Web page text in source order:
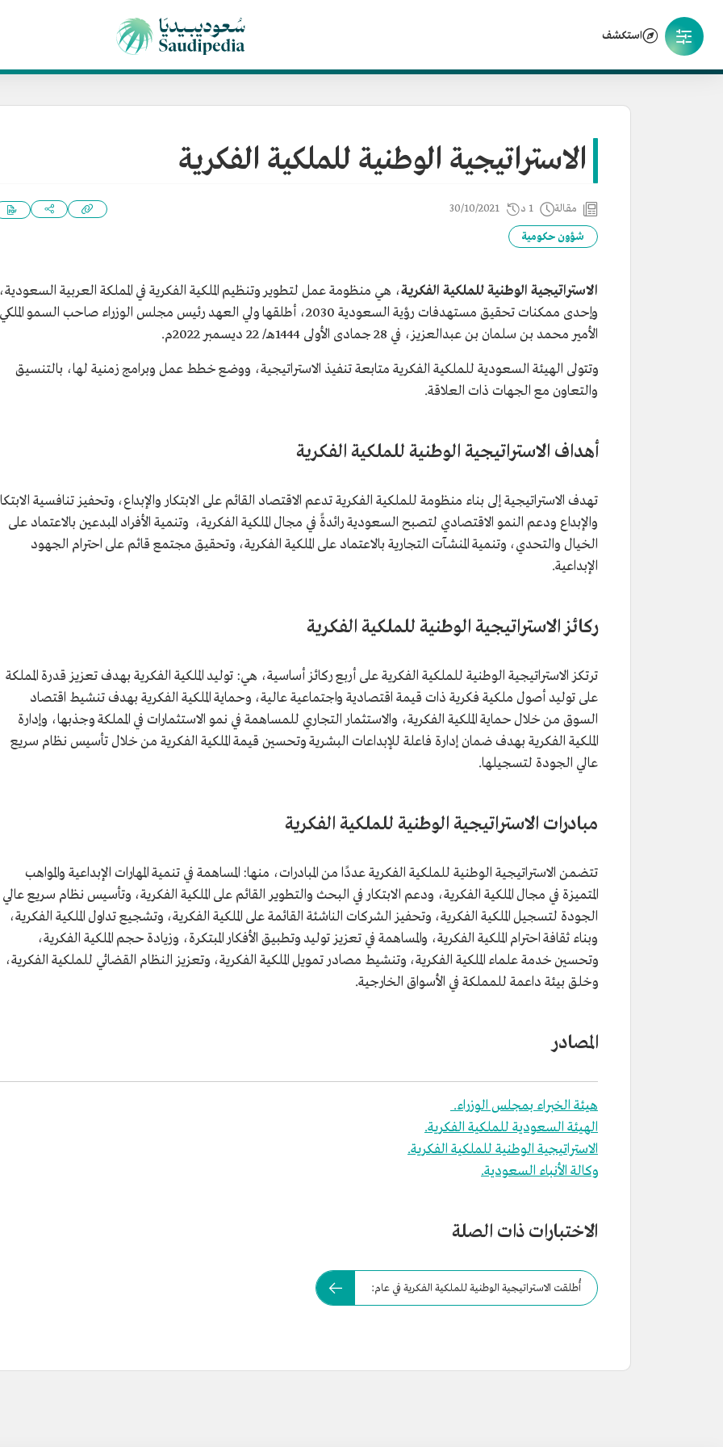
استكشف
الاستراتيجية الوطنية للملكية الفكرية
مقالة 1 د 30/10/2021
شؤون حكومية
الاستراتيجية الوطنية للملكية الفكرية، هي منظومة عمل لتطوير وتنظيم الملكية الفكرية في المملكة العربية السعودية،
وإحدى ممكنات تحقيق مستهدفات رؤية السعودية 2030، أطلقها ولي العهد رئيس مجلس الوزراء صاحب السمو الملكي
الأمير محمد بن سلمان بن عبدالعزيز، في 28 جمادى الأولى 1444هـ/ 22 ديسمبر 2022م.
وتتولى الهيئة السعودية للملكية الفكرية متابعة تنفيذ الاستراتيجية، ووضع خطط عمل وبرامج زمنية لها، بالتنسيق
والتعاون مع الجهات ذات العلاقة.
أهداف الاستراتيجية الوطنية للملكية الفكرية
تهدف الاستراتيجية إلى بناء منظومة للملكية الفكرية تدعم الاقتصاد القائم على الابتكار والإبداع، وتحفيز تنافسية
والإبداع ودعم النمو الاقتصادي لتصبح السعودية رائدةً في مجال الملكية الفكرية، وتنمية الأفراد المبدعين بالاعتماد على
الخيال والتحدي، وتنمية المنشآت التجارية بالاعتماد على الملكية الفكرية، وتحقيق مجتمع قائم على احترام الجهود
الإبداعية.
ركائز الاستراتيجية الوطنية للملكية الفكرية
ترتكز الاستراتيجية الوطنية للملكية الفكرية على أربع ركائز أساسية، هي: توليد الملكية الفكرية بهدف تعزيز قدرة المملكة
على توليد أصول ملكية فكرية ذات قيمة اقتصادية واجتماعية عالية، وحماية الملكية الفكرية بهدف تنشيط اقتصاد
السوق من خلال حماية الملكية الفكرية، والاستثمار التجاري للمساهمة في نمو الاستثمارات في المملكة وجذبها، وإدارة
الملكية الفكرية بهدف ضمان إدارة فاعلة للإبداعات البشرية وتحسين قيمة الملكية الفكرية من خلال تأسيس نظام سريع
عالي الجودة لتسجيلها.
مبادرات الاستراتيجية الوطنية للملكية الفكرية
تتضمن الاستراتيجية الوطنية للملكية الفكرية عددًا من المبادرات، منها: المساهمة في تنمية المهارات الإبداعية والمواهب
المتميزة في مجال الملكية الفكرية، ودعم الابتكار في البحث والتطوير القائم على الملكية الفكرية، وتأسيس نظام سريع عالي
الجودة لتسجيل الملكية الفكرية، وتحفيز الشركات الناشئة القائمة على الملكية الفكرية، وتشجيع تداول الملكية الفكرية،
وبناء ثقافة احترام الملكية الفكرية، والمساهمة في تعزيز توليد وتطبيق الأفكار المبتكرة، وزيادة حجم الملكية الفكرية،
وتحسين خدمة علماء الملكية الفكرية، وتنشيط مصادر تمويل الملكية الفكرية، وتعزيز النظام القضائي للملكية الفكرية،
وخلق بيئة داعمة للمملكة في الأسواق الخارجية.
المصادر
هيئة الخبراء بمجلس الوزراء.
الهيئة السعودية للملكية الفكرية.
الاستراتيجية الوطنية للملكية الفكرية.
وكالة الأنباء السعودية.
الاختبارات ذات الصلة
أُطلقت الاستراتيجية الوطنية للملكية الفكرية في عام: